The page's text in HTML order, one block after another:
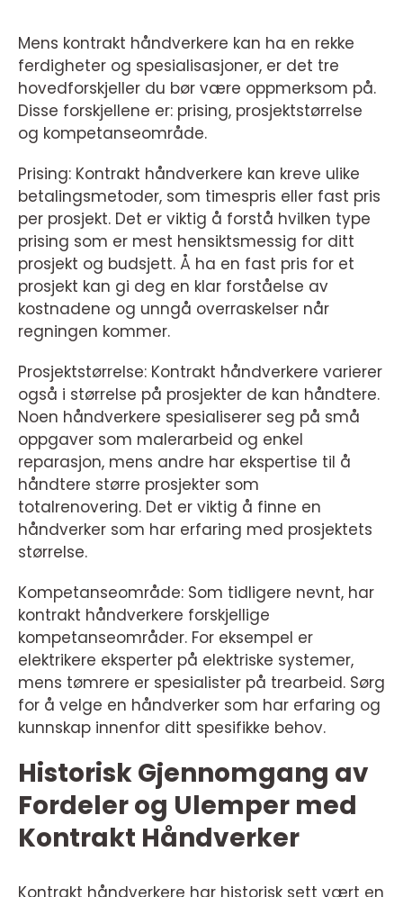
Mens kontrakt håndverkere kan ha en rekke
ferdigheter og spesialisasjoner, er det tre
hovedforskjeller du bør være oppmerksom på.
Disse forskjellene er: prising, prosjektstørrelse
og kompetanseområde.
Prising: Kontrakt håndverkere kan kreve ulike
betalingsmetoder, som timespris eller fast pris
per prosjekt. Det er viktig å forstå hvilken type
prising som er mest hensiktsmessig for ditt
prosjekt og budsjett. Å ha en fast pris for et
prosjekt kan gi deg en klar forståelse av
kostnadene og unngå overraskelser når
regningen kommer.
Prosjektstørrelse: Kontrakt håndverkere varierer
også i størrelse på prosjekter de kan håndtere.
Noen håndverkere spesialiserer seg på små
oppgaver som malerarbeid og enkel
reparasjon, mens andre har ekspertise til å
håndtere større prosjekter som
totalrenovering. Det er viktig å finne en
håndverker som har erfaring med prosjektets
størrelse.
Kompetanseområde: Som tidligere nevnt, har
kontrakt håndverkere forskjellige
kompetanseområder. For eksempel er
elektrikere eksperter på elektriske systemer,
mens tømrere er spesialister på trearbeid. Sørg
for å velge en håndverker som har erfaring og
kunnskap innenfor ditt spesifikke behov.
Historisk Gjennomgang av
Fordeler og Ulemper med
Kontrakt Håndverker
Kontrakt håndverkere har historisk sett vært en